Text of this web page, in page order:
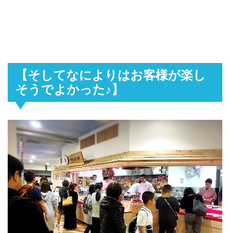
【そしてなによりはお客様が楽し
そうでよかった♪】